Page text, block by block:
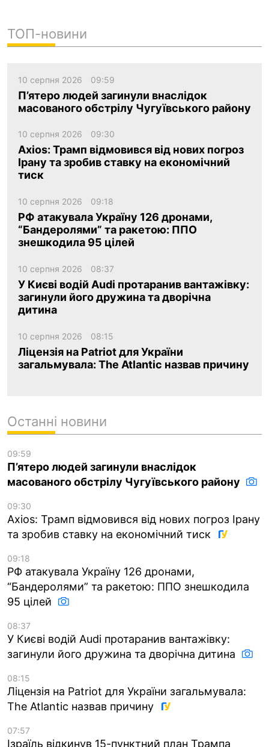
ТОП-новини
10 серпня 2026 09:59
П’ятеро людей загинули внаслідок
масованого обстрілу Чугуївського району
10 серпня 2026 09:30
Axios: Трамп відмовився від нових погроз
Ірану та зробив ставку на економічний
тиск
10 серпня 2026 09:18
РФ атакувала Україну 126 дронами,
“Бандеролями” та ракетою: ППО
знешкодила 95 цілей
10 серпня 2026 08:37
У Києві водій Audi протаранив вантажівку:
загинули його дружина та дворічна
дитина
10 серпня 2026 08:15
Ліцензія на Patriot для України
загальмувала: The Atlantic назвав причину
Останні новини
09:59
П’ятеро людей загинули внаслідок
масованого обстрілу Чугуївського району
09:30
Axios: Трамп відмовився від нових погроз Ірану
та зробив ставку на економічний тиск
09:18
РФ атакувала Україну 126 дронами,
“Бандеролями” та ракетою: ППО знешкодила
95 цілей
08:37
У Києві водій Audi протаранив вантажівку:
загинули його дружина та дворічна дитина
08:15
Ліцензія на Patriot для України загальмувала:
The Atlantic назвав причину
07:57
Ізраїль відкинув 15-пунктний план Трампа